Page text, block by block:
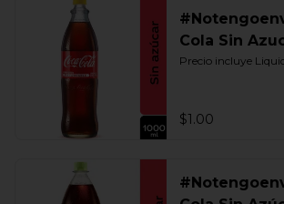
Cola Sin
Retornable
Precio incluye
$1.00